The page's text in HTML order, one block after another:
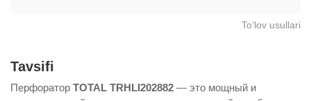
To‘lov usullari
Tavsifi
Перфоратор TOTAL TRHLI202882 — это мощный и